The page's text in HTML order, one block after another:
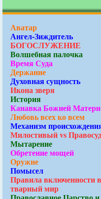
Аватар
Ангел-Зиждитель
БОГОСЛУЖЕНИЕ
Волшебная палочка
Время Суда
Держание
Духовная сущность
Икона зверя
История
Канавка Божией Матери
Любовь всех ко всем
Механизм
Милостивый vs
Мытарение
Обретение мощей
Оружие
Помысел
Правила включенности в
тварный мир